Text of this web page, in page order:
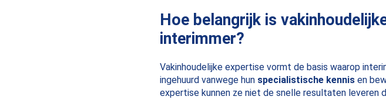
Hoe belangrijk is
interimmer?
Vakinhoudelijke expertise vormt de basis waarop
ingehuurd vanwege hun specialistische kennis en
expertise kunnen ze niet de snelle resultaten leveren